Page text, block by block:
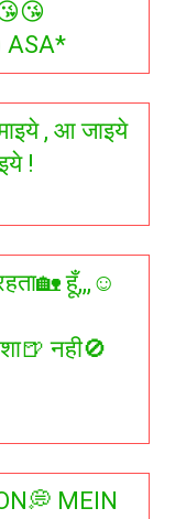
ASA*
, आ जाइये
!
हूँ,,,☺
नही🚫
MEIN